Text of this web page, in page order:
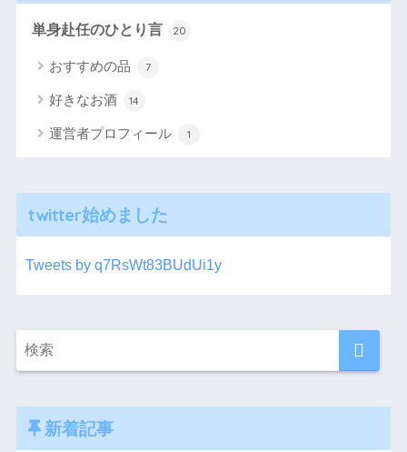
単身赴任のひとり言 20
おすすめの品 7
好きなお酒 14
運営者プロフィール 1
twitter始めました
Tweets by q7RsWt83BUdUi1y
新着記事